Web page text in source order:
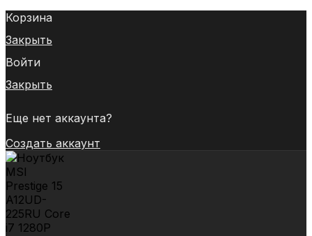
Корзина
Закрыть
Войти
Закрыть
Еще нет аккаунта?
Создать аккаунт